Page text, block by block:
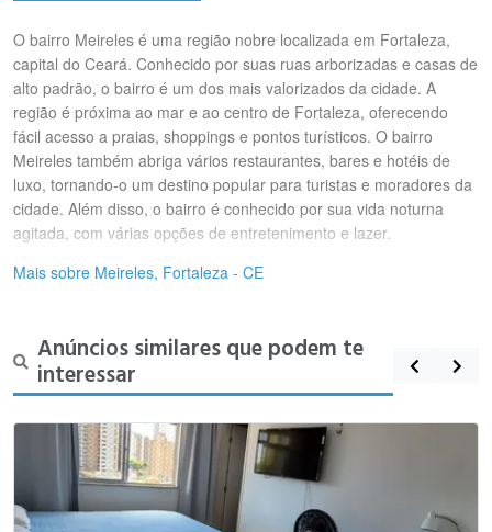
O bairro Meireles é uma região nobre localizada em Fortaleza,
capital do Ceará. Conhecido por suas ruas arborizadas e casas de
alto padrão, o bairro é um dos mais valorizados da cidade. A
região é próxima ao mar e ao centro de Fortaleza, oferecendo
fácil acesso a praias, shoppings e pontos turísticos. O bairro
Meireles também abriga vários restaurantes, bares e hotéis de
luxo, tornando-o um destino popular para turistas e moradores da
cidade. Além disso, o bairro é conhecido por sua vida noturna
agitada, com várias opções de entretenimento e lazer.
Mais sobre Meireles, Fortaleza - CE
Anúncios similares que podem te
interessar